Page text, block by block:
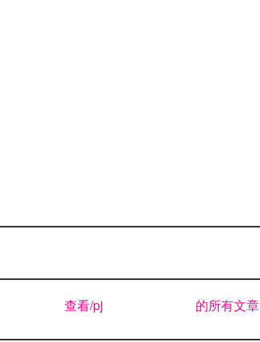
查看/pj 的所有文章